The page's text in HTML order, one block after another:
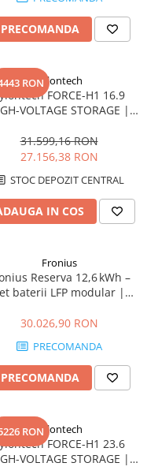
PRECOMANDA
RONPylontech
FORCE-H1 16.9
VOLTAGE STORAGE |
Sungrow, Goodwe, Sofar
31.599,16 RON
27.156,38 RON
STOC DEPOZIT CENTRAL
IN COS
Fronius
Reserva 12,6 kWh –
baterii LFP modular |
garanție
30.026,90 RON
PRECOMANDA
PRECOMANDA
RONPylontech
FORCE-H1 23.6
VOLTAGE STORAGE |